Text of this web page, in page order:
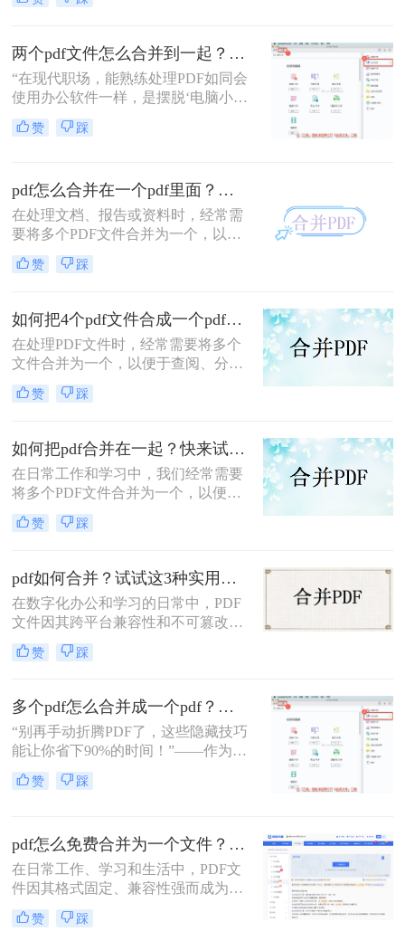
并成一个文件怎么弄呢？本文将介绍
的方法。
两个pdf文件怎么合并到一起？3分钟教会你5种专业方法，最后一招绝了！
“在现代职场，能熟练处理PDF如同会
使用办公软件一样，是摆脱‘电脑小
白’标签、提升个人效率的隐形核心竞
争力。”——小编“领导刚把项目合同
急的！”这样的场景，你是否熟悉？
赞 踩
pdf怎么合并在一个pdf里面？这二种合并方法了解下！
在处理文档、报告或资料时，经常需
要将多个PDF文件合并为一个，以便
于查阅和管理。那么pdf怎么合并在一
个pdf里面呢？本文将介绍两种将多个
赞 踩
如何把4个pdf文件合成一个pdf？这3种合成方法请务必学会！
在处理PDF文件时，经常需要将多个
文件合并为一个，以便于查阅、分享
或存储。那么如何把4个pdf文件合成
一个pdf呢？本文将介绍三种将4个
赞 踩
如何把pdf合并在一起？快来试试这3种合并方法！
在日常工作和学习中，我们经常需要
将多个PDF文件合并为一个，以便于
查阅和分享。那么如何把pdf合并在一
起呢？本文将介绍三种常用的PDF合
赞 踩
pdf如何合并？试试这3种实用合并方法！
在数字化办公和学习的日常中，PDF
文件因其跨平台兼容性和不可篡改性
而广受欢迎。然而，当需要处理多个
PDF文件时，将它们合并成一个文件
并呢？本文将介绍三种合并PDF文件
的方法。
赞 踩
多个pdf怎么合并成一个pdf？小编亲测高效方法大公开！
“别再手动折腾PDF了，这些隐藏技巧
能让你省下90%的时间！”——作为从
事电脑办公软件测评多年的博主，小
编经常收到读者关于PDF合并的求
方法，帮你解决操作繁琐、安全隐忧
等核心困扰。那么多个pdf怎么合并成
一个pdf呢？本文基于真实测试和数
用技能。
赞 踩
pdf怎么免费合并为一个文件？五种免费合并方法详解！
在日常工作、学习和生活中，PDF文
件因其格式固定、兼容性强而成为文
档交换的主流格式。然而，我们经常
遇到需要将多个PDF文件合并为一个
赞 踩